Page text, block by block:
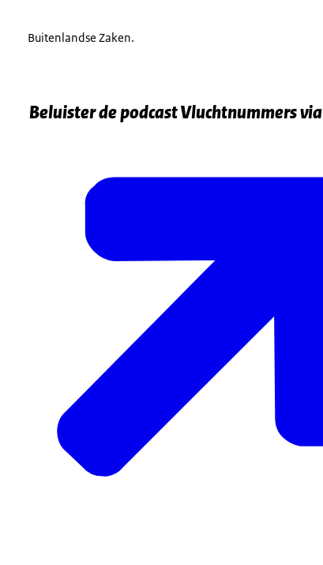
Buitenlandse Zaken.
Beluister de podcast Vluchtnummers via